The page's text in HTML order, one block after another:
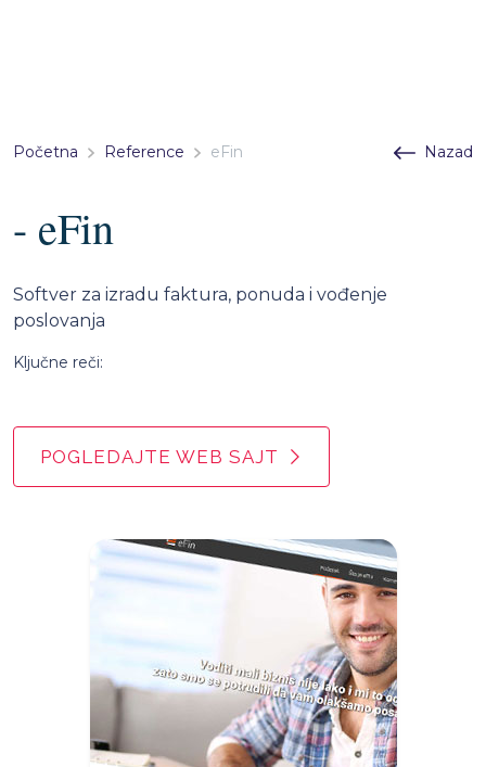
Početna Reference eFin Nazad
- eFin
Softver za izradu faktura, ponuda i vođenje
poslovanja
Ključne reči:
POGLEDAJTE WEB SAJT